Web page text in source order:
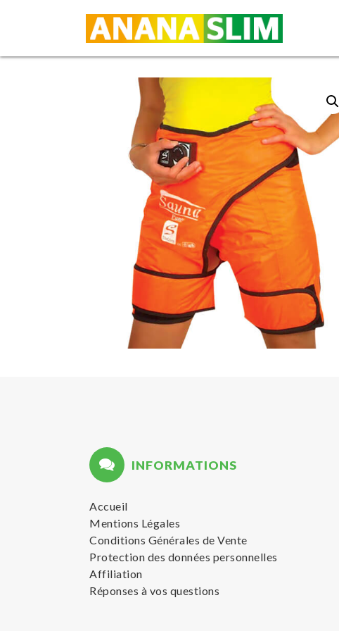
INFORMATIONS
Accueil
Mentions Légales
Conditions Générales de Vente
Protection des données personnelles
Affiliation
Réponses à vos questions